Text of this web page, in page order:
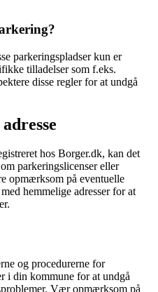
parkeringspladser kun er
tilladelser som f.eks.
disse regler for at undgå
hos Borger.dk, kan det
parkeringslicenser eller
opmærksom på eventuelle
hemmelige adresser for at
og procedurerne for
i din kommune for at undgå
Vær opmærksom på